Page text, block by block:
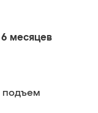
месяцев
подъем